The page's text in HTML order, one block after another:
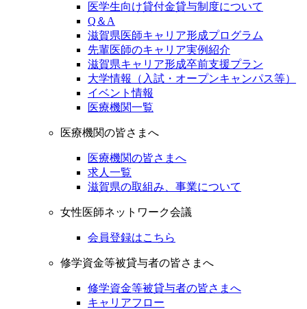
医学生向け貸付金貸与制度について
Q＆A
滋賀県医師キャリア形成プログラム
先輩医師のキャリア実例紹介
滋賀県キャリア形成卒前支援プラン
大学情報（入試・オープンキャンパス等）
イベント情報
医療機関一覧
医療機関の皆さまへ
医療機関の皆さまへ
求人一覧
滋賀県の取組み、事業について
女性医師ネットワーク会議
会員登録はこちら
修学資金等被貸与者の皆さまへ
修学資金等被貸与者の皆さまへ
キャリアフロー